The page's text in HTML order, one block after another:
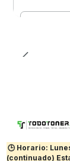
🕒 Horario:
(continuado)